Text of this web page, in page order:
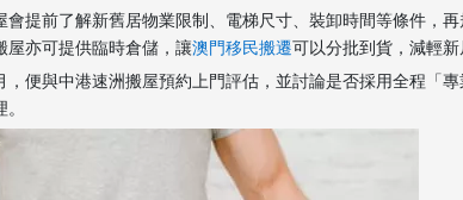
提前了解新舊居物業限制、電梯尺寸、裝卸時間等條件，
屋亦可提供臨時倉儲，讓澳門移民搬遷可以分批到貨，減輕新
，便與中港速洲搬屋預約上門評估，並討論是否採用全程「